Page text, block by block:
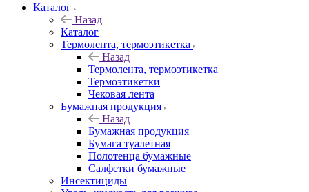
Каталог
Назад
Каталог
Термолента, термоэтикетка
Назад
Термолента, термоэтикетка
Термоэтикетки
Чековая лента
Бумажная продукция
Назад
Бумажная продукция
Бумага туалетная
Полотенца бумажные
Салфетки бумажные
Инсектициды